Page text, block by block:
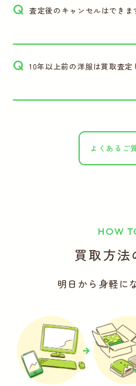
Q 査定後のキャンセルはできま
Q 10年以上前の洋服は買取査定
よくあるご
HOW
買取方法
明日から身軽に